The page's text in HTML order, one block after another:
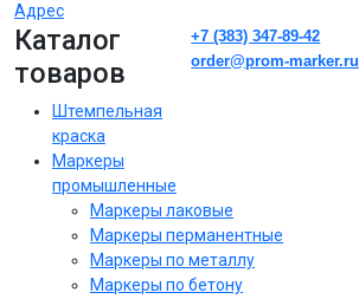
Адрес
Каталог
товаров
Штемпельная
краска
Маркеры
промышленные
Маркеры лаковые
Маркеры перманентные
Маркеры по металлу
Маркеры по бетону
+7 (383) 347-89-42
order@prom-marker.ru